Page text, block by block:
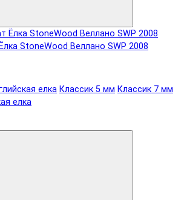
StoneWood Веллано SWP 2008
елка Классик 5 мм Классик 7 мм
елка